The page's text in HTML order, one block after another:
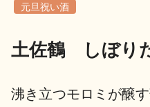
元旦祝い酒
土佐鶴 しぼり
沸き立つモロミが醸